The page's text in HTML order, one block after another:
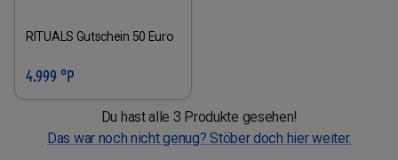
RITUALS Gutschein 50 Euro
4.999 °P
Du hast alle 3 Produkte gesehen!
Das war noch nicht genug? Stöber doch hier weiter.